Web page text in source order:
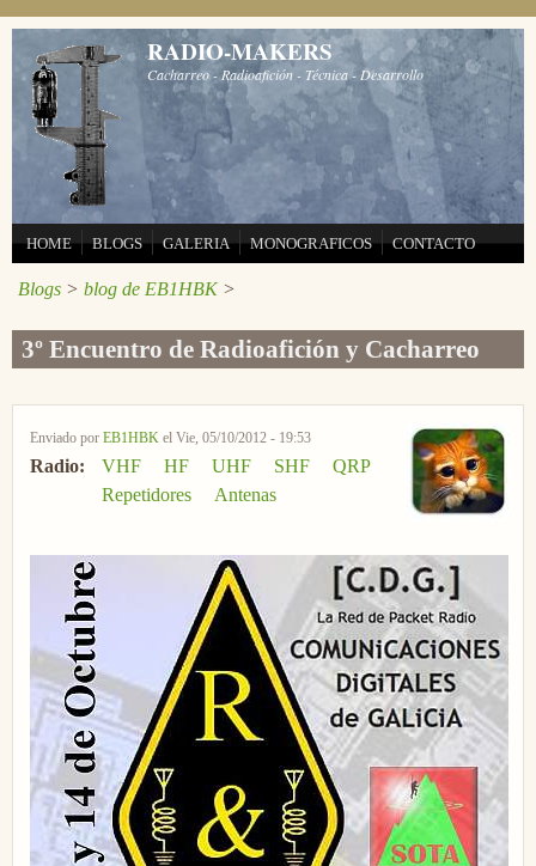
Pasar al contenido principal
RADIO-MAKERS
Cacharreo - Radioafición - Técnica - Desarrollo
HOME BLOGS GALERIA MONOGRAFICOS CONTACTO
Blogs > blog de EB1HBK>
3º Encuentro de Radioafición y Cacharreo
Enviado por EB1HBK el Vie, 05/10/2012 - 19:53
Radio: VHF HF UHF SHF
QRP
Repetidores
Antenas